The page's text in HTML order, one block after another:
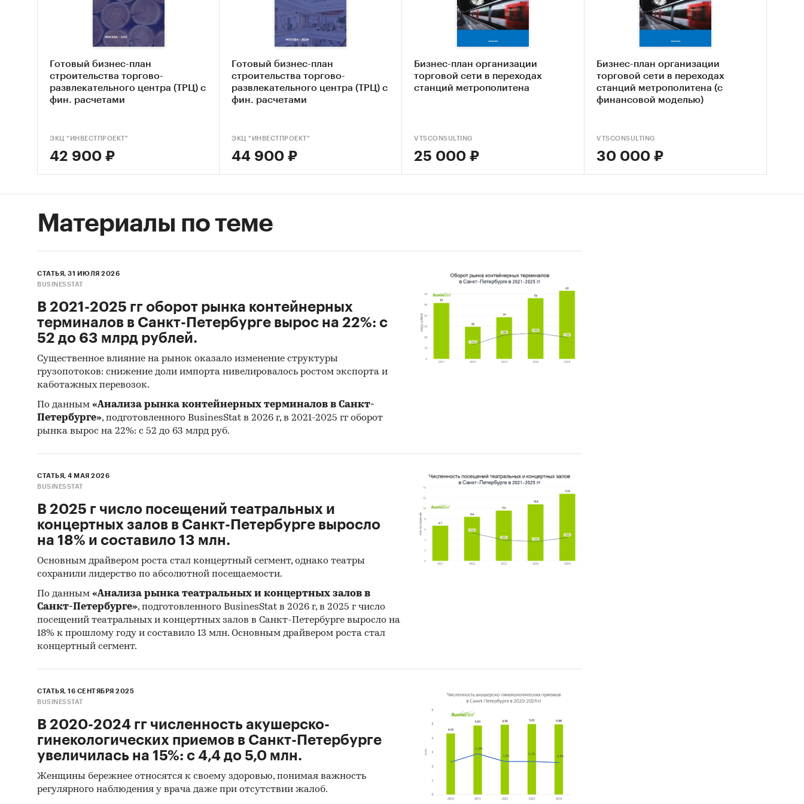
Составление и анализ базы данных.
Категории: Строительство и недвижимость / ... /
Коммерческая
недвижимость /
Торговая
Россия / Северо-Западный федеральный округ / Санкт-Петербург
Готовый бизнес-план
строительства торгово-
развлекательного центра (ТРЦ) с
фин. расчетами
ЭКЦ "ИНВЕСТПРОЕКТ"
42 900 ₽
Готовый бизнес-план
строительства торгово-
развлекательного центра (ТРЦ) с
фин. расчетами
ЭКЦ "ИНВЕСТПРОЕКТ"
44 900 ₽
Бизнес-план организации
торговой сети в переходах
станций метрополитена
VTSCONSULTING
25 000 ₽
Бизнес-план организации
торговой сети в переходах
станций метрополитена (с
финансовой моделью)
VTSCONSULTING
30 000 ₽
Материалы по теме
СТАТЬЯ, 31 ИЮЛЯ 2026
BUSINESSTAT
В 2021-2025 гг оборот рынка контейнерных
терминалов в Санкт-Петербурге вырос на 22%: с
52 до 63 млрд рублей.
Существенное влияние на рынок оказало изменение структуры
грузопотоков: снижение доли импорта нивелировалось ростом экспорта и
каботажных перевозок.
По данным «Анализа рынка контейнерных терминалов в Санкт-
Петербурге», подготовленного BusinesStat в 2026 г, в 2021-2025 гг оборот
рынка вырос на 22%: с 52 до 63 млрд руб.
СТАТЬЯ, 4 МАЯ 2026
BUSINESSTAT
В 2025 г число посещений театральных и
концертных залов в Санкт-Петербурге выросло
на 18% и составило 13 млн.
Основным драйвером роста стал концертный сегмент, однако театры
сохранили лидерство по абсолютной посещаемости.
По данным «Анализа рынка театральных и концертных залов в
Санкт-Петербурге», подготовленного BusinesStat в 2026 г, в 2025 г число
посещений театральных и концертных залов в Санкт-Петербурге выросло на
18% к прошлому году и составило 13 млн. Основным драйвером роста стал
концертный сегмент.
СТАТЬЯ, 16 СЕНТЯБРЯ 2025
BUSINESSTAT
В 2020-2024 гг численность акушерско-
гинекологических приемов в Санкт-Петербурге
увеличилась на 15%: с 4,4 до 5,0 млн.
Женщины бережнее относятся к своему здоровью, понимая важность
регулярного наблюдения у врача даже при отсутствии жалоб.